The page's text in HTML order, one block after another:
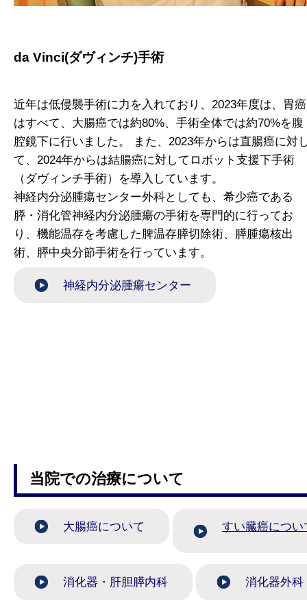
da Vinci(ダヴィンチ)手術
近年は低侵襲手術に力を入れており、2023年度は、胃癌
はすべて、大腸癌では約80%、手術全体では約70%を腹
腔鏡下に行いました。 また、2023年からは直腸癌に対
て、2024年からは結腸癌に対してロボット支援下手術
（ダヴィンチ手術）を導入しています。
神経内分泌腫瘍センター外科としても、希少癌である
膵・消化管神経内分泌腫瘍の手術を専門的に行ってお
り、機能温存を考慮した脾温存膵切除術、膵腫瘍核出
術、膵中央分節手術を行っています。
神経内分泌腫瘍センター
当院での治療について
大腸癌について すい臓癌につい
消化器・肝胆膵内科 消化器外科